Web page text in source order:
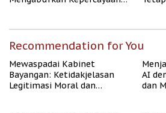
Recommendation for You
Mewaspadai Kabinet
Bayangan: Ketidakjelasan
Legitimasi Moral dan
AI
dan